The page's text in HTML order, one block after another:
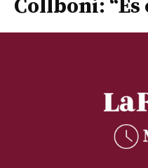
Collboni: “És